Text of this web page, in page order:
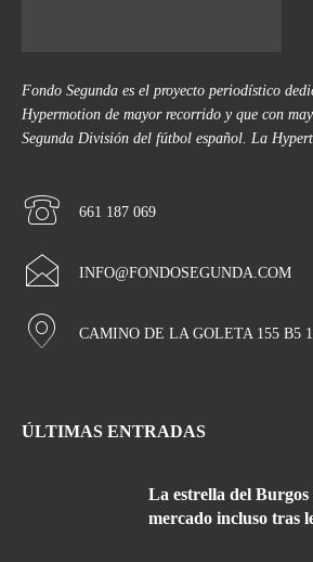
Fondo Segunda es el proyecto periodístico
Hypermotion de mayor recorrido y que con
Segunda División del fútbol español. La
661 187 069
INFO@FONDOSEGUNDA.COM
CAMINO DE LA GOLETA 155 B5
ÚLTIMAS ENTRADAS
La estrella del Burgos
mercado incluso tras